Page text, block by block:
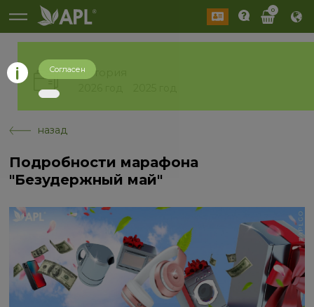
0
История
назад
Подробности марафона
"Безудержный май"
Согласен